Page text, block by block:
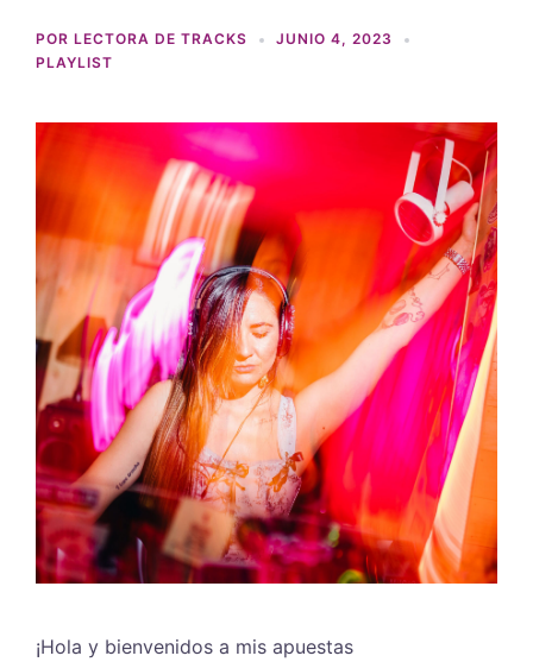
POR LECTORA DE TRACKS
JUNIO 4, 2023
PLAYLIST
¡Hola y bienvenidos a mis apuestas